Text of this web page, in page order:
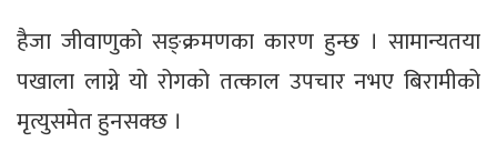
हैजा जीवाणुको सङ्क्रमणका कारण हुन्छ । सामान्यतया
पखाला लाग्ने यो रोगको तत्काल उपचार नभए बिरामीको
मृत्युसमेत हुनसक्छ ।